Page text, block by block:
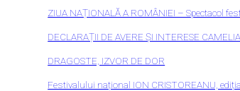
ZIUA NAȚIONALĂ A ROMÂNIEI – Spectacol
DECLARAȚII DE AVERE ȘI INTERESE
DRAGOSTE, IZVOR DE DOR
Festivalului național ION CRISTOREANU,